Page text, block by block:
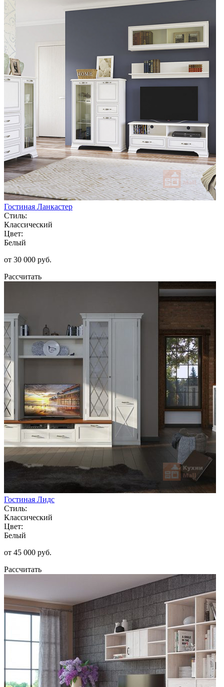
Гостиная Ланкастер
Стиль:
Классический
Цвет:
Белый
от 30 000 руб.
Рассчитать
Гостиная Лидс
Стиль:
Классический
Цвет:
Белый
от 45 000 руб.
Рассчитать